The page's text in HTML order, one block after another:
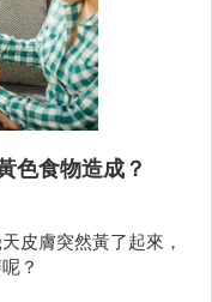
色食物造成？
皮膚突然黃了起來，
？